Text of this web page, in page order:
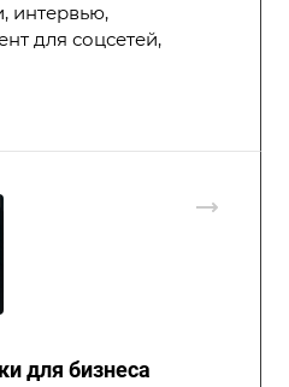
интервью,
для соцсетей,
для бизнеса